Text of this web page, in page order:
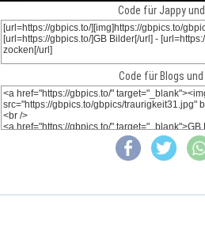
Code für Jappy und
Code für Blogs und